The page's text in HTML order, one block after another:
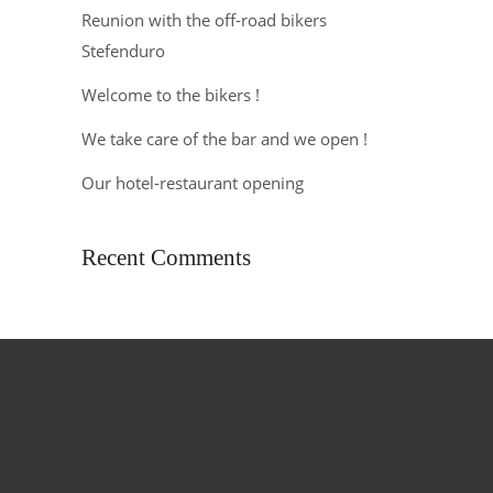
Reunion with the off-road bikers
Stefenduro
Welcome to the bikers !
We take care of the bar and we open !
Our hotel-restaurant opening
Recent Comments